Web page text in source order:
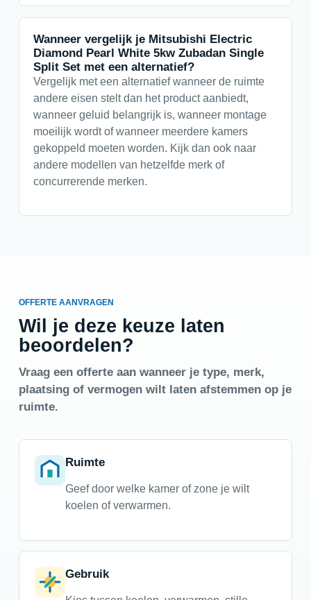
Wanneer vergelijk je Mitsubishi Electric
Diamond Pearl White 5kw Zubadan Single
Split Set met een alternatief?
Vergelijk met een alternatief wanneer de ruimte
andere eisen stelt dan het product aanbiedt,
wanneer geluid belangrijk is, wanneer montage
moeilijk wordt of wanneer meerdere kamers
gekoppeld moeten worden. Kijk dan ook naar
andere modellen van hetzelfde merk of
concurrerende merken.
OFFERTE AANVRAGEN
Wil je deze keuze laten
beoordelen?
Vraag een offerte aan wanneer je type, merk,
plaatsing of vermogen wilt laten afstemmen op je
ruimte.
Ruimte
Geef door welke kamer of zone je wilt
koelen of verwarmen.
Gebruik